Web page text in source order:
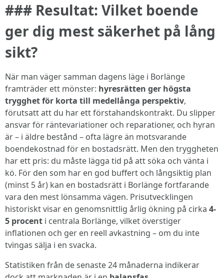
### Resultat: Vilket boende
ger dig mest säkerhet på lång
sikt?
När man väger samman dagens läge i Borlänge
framträder ett mönster: hyresrätten ger högsta
trygghet för korta till medellånga perspektiv,
förutsatt att du har ett förstahandskontrakt. Du slipper
ansvar för räntevariationer och reparationer, och hyran
är – i äldre bestånd – ofta lägre än motsvarande
boendekostnad för en bostadsrätt. Men den tryggheten
har ett pris: du måste lägga tid på att söka och vänta i
kö. För den som har en god buffert och långsiktig plan
(minst 5 år) kan en bostadsrätt i Borlänge fortfarande
vara den mest lönsamma vägen. Prisutvecklingen
historiskt visar en genomsnittlig årlig ökning på cirka 4-
5 procent i centrala Borlänge, vilket överstiger
inflationen och ger en reell avkastning – om du inte
tvingas sälja i en svacka.
Statistiken från de senaste 24 månaderna indikerar